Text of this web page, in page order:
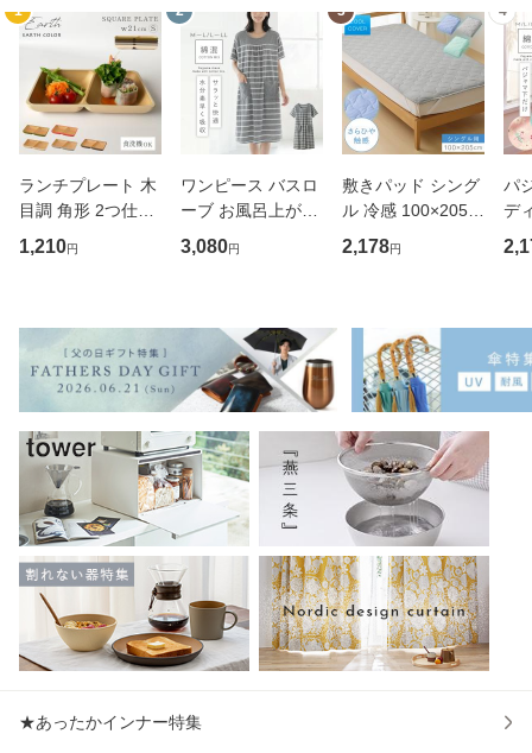
1
ランチプレート 木
目調 角形 2つ仕切
り 小さめ アースカ
ラー スクエアプレ
レート
1,210円
2
ワンピース バスロ
ーブ お風呂上がり
レディース 半袖 タ
オル 風呂上り ルー
お母さん かわいい
3,080円
3
敷きパッド シング
ル 冷感 100×205c
m 敷パッド 夏用
敷き布団 敷布団 カ
さらひや触感敷パ
ッド シン
2,178円
4
パ
デ
春
ト
イ
★あったかインナー特集